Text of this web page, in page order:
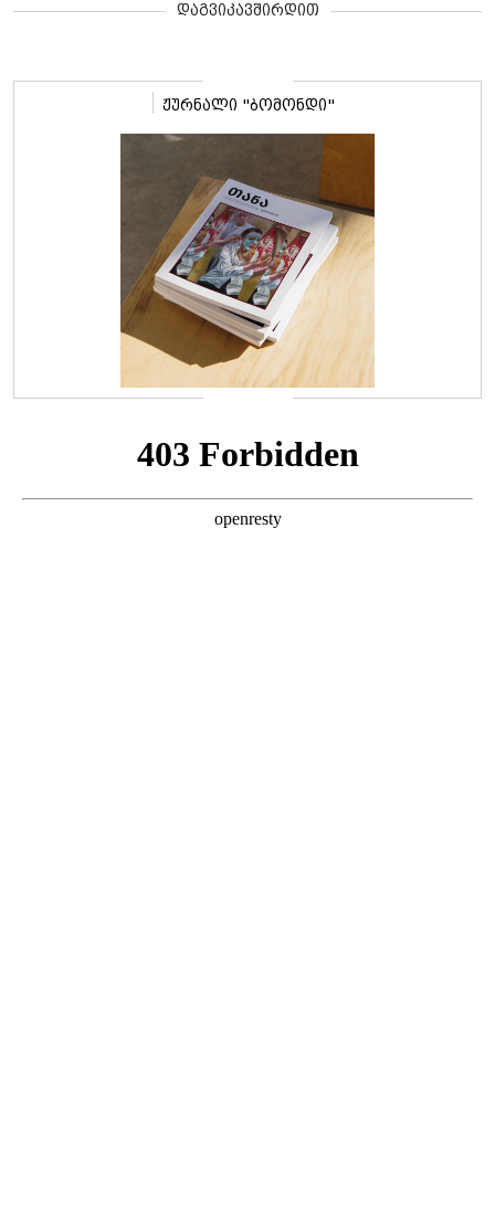
დაგვიკავშირდით
ჟურნალი "ბომონდი"